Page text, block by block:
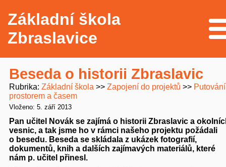
Základní škola
Zbraslavice
Beseda o historii Zbraslavic
Rubrika Základní škola Zapojení do projektů
Putování
prostorem a časem
Vloženo: 5. září 2013
Pan učitel Novák se zajímá o historii Zbraslavic a
vesnic, a tak jsme ho v rámci našeho projektu požádali
o besedu. Beseda se skládala z ukázek fotografií,
dokumentů, knih a dalších zajímavých materiálů, které
nám p. učitel přinesl.